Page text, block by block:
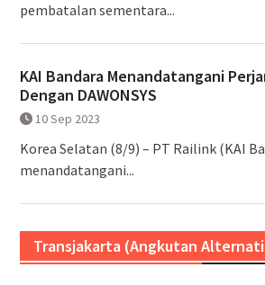
pembatalan sementara...
KAI Bandara Menandatangani
Dengan DAWONSYS
10 Sep 2023
Korea Selatan (8/9) – PT Railink (KAI
menandatangani...
Transjakarta (Angkutan